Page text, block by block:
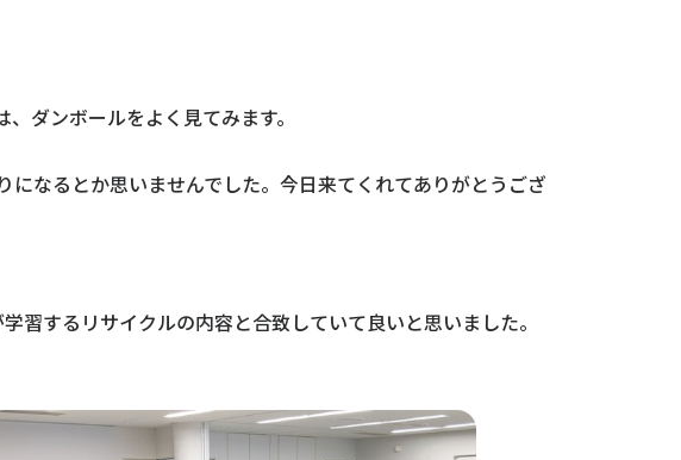
ダンボールをよく見てみます。
なるとか思いませんでした。今日来てくれてありがとうござ
習するリサイクルの内容と合致していて良いと思いました。